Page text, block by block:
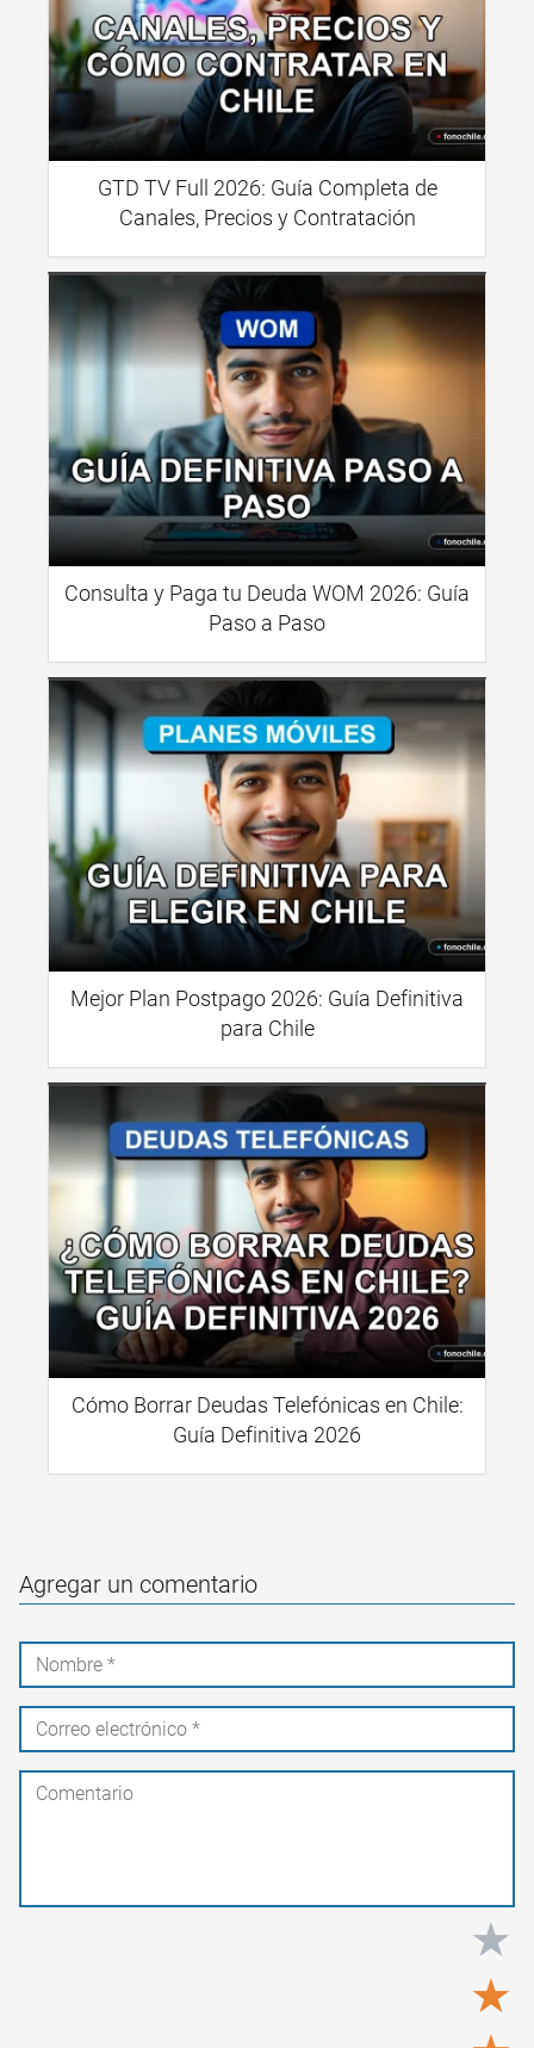
GTD TV Full 2026: Guía Completa de
Canales, Precios y Contratación
Consulta y Paga tu Deuda WOM 2026: Guía
Paso a Paso
Mejor Plan Postpago 2026: Guía Definitiva
para Chile
Cómo Borrar Deudas Telefónicas en Chile:
Guía Definitiva 2026
Agregar un comentario
★
★